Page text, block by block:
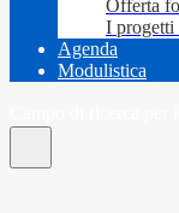
Offerta
I progetti
Agenda
Modulistica